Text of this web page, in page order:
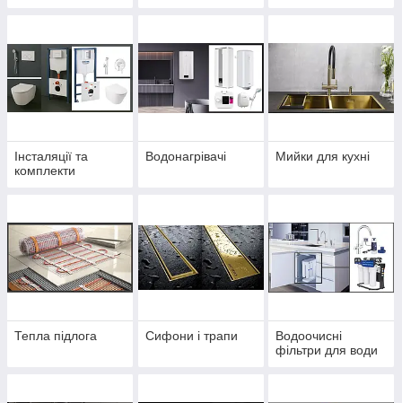
Інсталяції та
комплекти
Водонагрівачі Мийки для кухні
Тепла підлога Сифони і трапи
Водоочисні
фільтри для води